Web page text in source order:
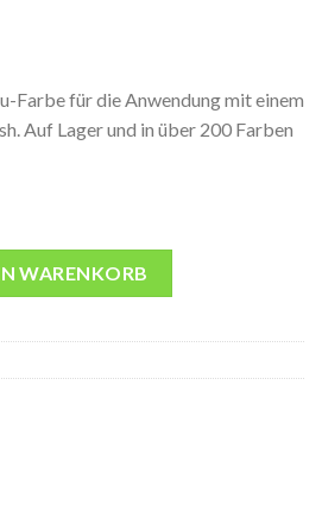
Farbe für die Anwendung mit einem
Auf Lager und in über 200 Farben
WARENKORB